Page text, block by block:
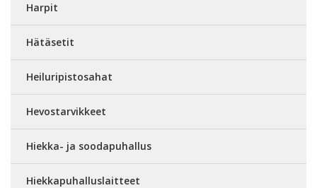
Harpit
Hätäsetit
Heiluripistosahat
Hevostarvikkeet
Hiekka- ja soodapuhallus
Hiekkapuhalluslaitteet